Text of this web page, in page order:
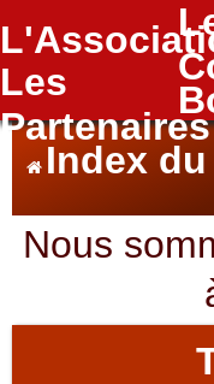
Les
Partenaires
FAQ
Index
Nous